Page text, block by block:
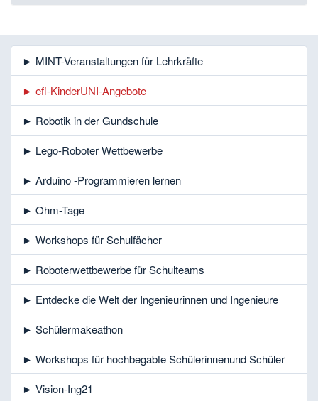
► MINT-Veranstaltungen für Lehrkräfte
► efi-KinderUNI-Angebote
► Robotik in der Gundschule
► Lego-Roboter Wettbewerbe
► Arduino -Programmieren lernen
► Ohm-Tage
► Workshops für Schulfächer
► Roboterwettbewerbe für Schulteams
► Entdecke die Welt der Ingenieurinnen und Ingenieure
► Schülermakeathon
► Workshops für hochbegabte Schülerinnenund Schüler
► Vision-Ing21